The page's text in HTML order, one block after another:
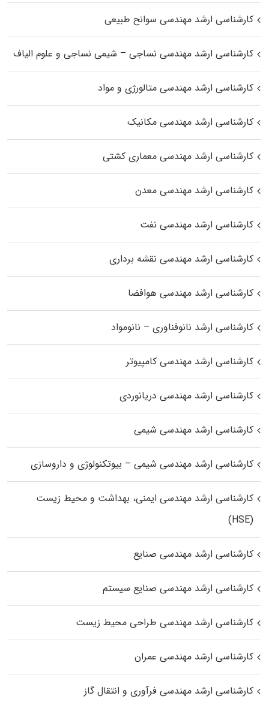
کارشناسی ارشد مهندسی سوانح طبیعی
کارشناسی ارشد مهندسی نساجی – شیمی نساجی و علوم الیاف
کارشناسی ارشد مهندسی متالورژی و مواد
کارشناسی ارشد مهندسی مکانیک
کارشناسی ارشد مهندسی معماری کشتی
کارشناسی ارشد مهندسی معدن
کارشناسی ارشد مهندسی نفت
کارشناسی ارشد مهندسی نقشه برداری
کارشناسی ارشد مهندسی هوافضا
کارشناسی ارشد نانوفناوری – نانومواد
کارشناسی ارشد مهندسی کامپیوتر
کارشناسی ارشد مهندسی دریانوردی
کارشناسی ارشد مهندسی شیمی
کارشناسی ارشد مهندسی شیمی – بیوتکنولوژی و داروسازی
کارشناسی ارشد مهندسی ایمنی، بهداشت و محیط زیست
(HSE)
کارشناسی ارشد مهندسی صنایع
کارشناسی ارشد مهندسی صنایع سیستم
کارشناسی ارشد مهندسی طراحی محیط زیست
کارشناسی ارشد مهندسی عمران
کارشناسی ارشد مهندسی فرآوری و انتقال گاز